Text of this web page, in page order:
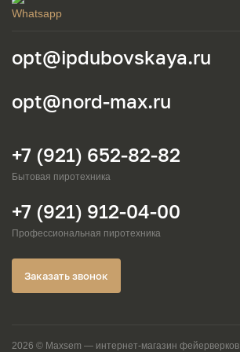
opt@ipdubovskaya.ru
opt@nord-max.ru
+7 (921) 652-82-82
Бытовая пиротехника
+7 (921) 912-04-00
Профессиональная пиротехника
Заказать звонок
2026 © Maxsem — интернет-магазин фейерверков